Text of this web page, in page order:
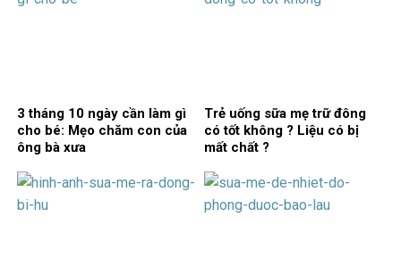
3 tháng 10 ngày cần làm gì
cho bé: Mẹo chăm con của
ông bà xưa
Trẻ uống sữa mẹ trữ đông
có tốt không ? Liệu có bị
mất chất ?